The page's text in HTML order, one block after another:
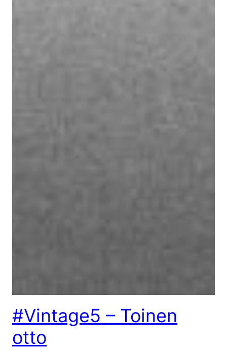
#Vintage5 – Toinen
otto